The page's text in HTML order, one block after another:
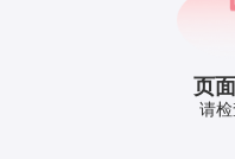
页
请